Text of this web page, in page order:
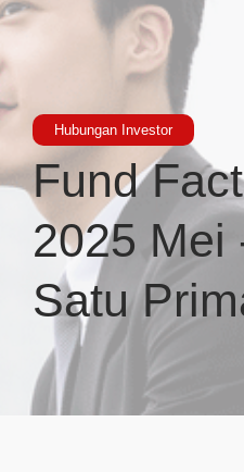
Hubungan Investor
Fund
2025 Mei
Satu